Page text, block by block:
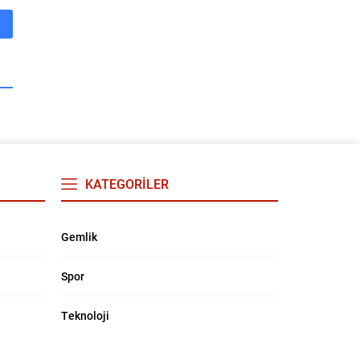
KATEGORİLER
Gemlik
Spor
Teknoloji